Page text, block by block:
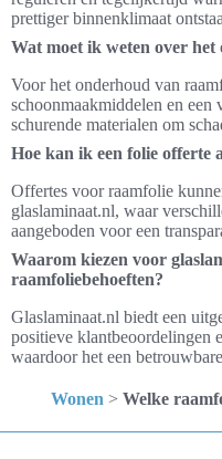
prettiger binnenklimaat
Wat moet ik weten over
Voor het onderhoud van
schoonmaakmiddelen en
schurende materialen om
Hoe kan ik een folie offerte
Offertes voor raamfolie
glaslaminaat.nl, waar
aangeboden voor een
Waarom kiezen voor
raamfoliebehoeften?
Glaslaminaat.nl biedt een
positieve klantbeoordelingen
waardoor het een
Wonen > Welke